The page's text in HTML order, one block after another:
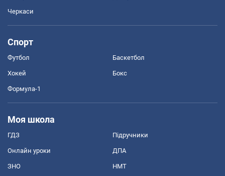
Черкаси
Спорт
Футбол Баскетбол
Хокей Бокс
Формула-1
Моя школа
ГДЗ Підручники
Онлайн уроки ДПА
ЗНО НМТ